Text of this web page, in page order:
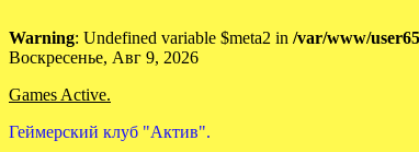
Warning: Undefined variable $meta2 in /var/www/
Skip
content
Воскресенье, Авг 9, 2026
Games Active.
Геймерский клуб "Актив".